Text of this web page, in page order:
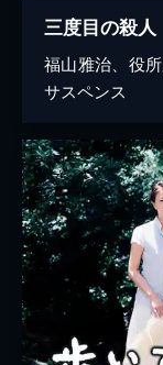
三度目の殺人
福山雅治、役
サスペンス